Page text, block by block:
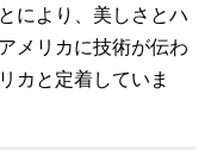
により、美しさとハ
メリカに技術が伝わ
カと定着していま